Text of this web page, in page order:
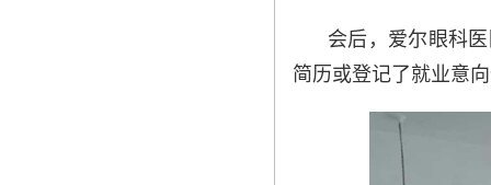
会后，爱尔眼科
简历或登记了就业意